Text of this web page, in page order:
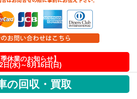
季休業のお知らせ】
日(水)～8月16日(日)
の回収・買取